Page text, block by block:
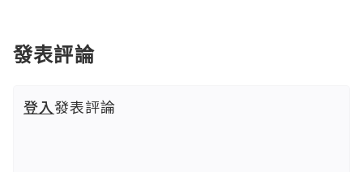
發表評論
登入發表評論